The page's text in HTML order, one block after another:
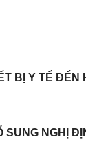
BỊ Y TẾ ĐẾN
NGHỊ